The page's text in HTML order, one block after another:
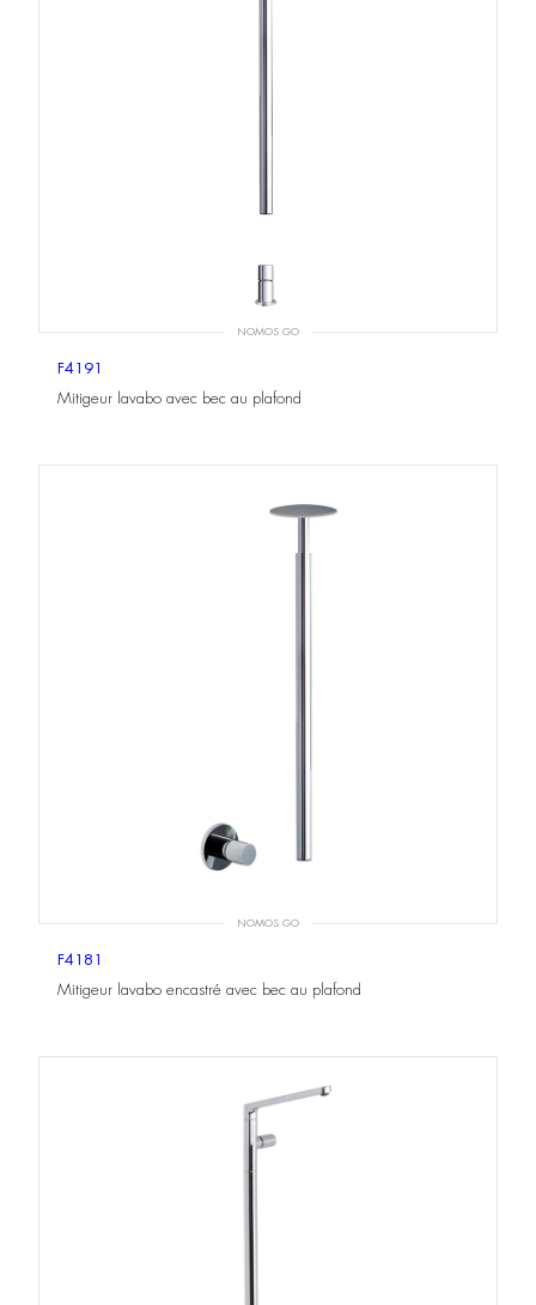
NOMOS GO
F4191
Mitigeur lavabo avec bec au plafond
NOMOS GO
F4181
Mitigeur lavabo encastré avec bec au plafond